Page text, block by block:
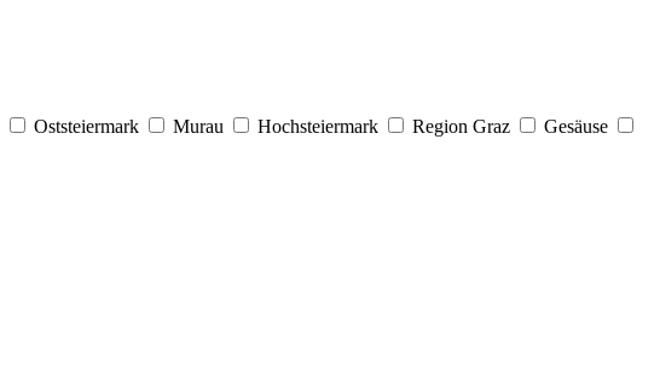
Oststeiermark Murau Hochsteiermark Region Graz
Gesäuse